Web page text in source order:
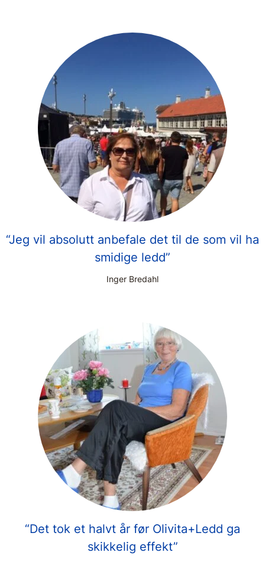
“Jeg vil absolutt anbefale det til de som vil ha
smidige ledd”
Inger Bredahl
“Det tok et halvt år før Olivita+Ledd ga
skikkelig effekt”